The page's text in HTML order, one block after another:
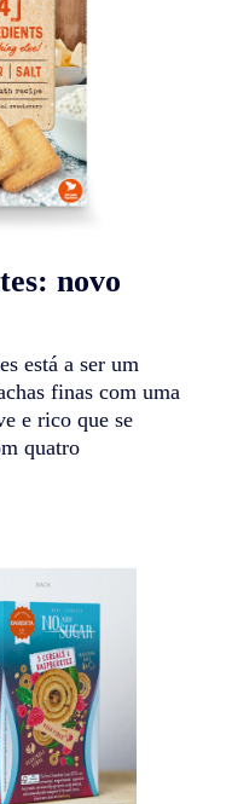
novo
está a ser um
finas com uma
e rico que se
quatro